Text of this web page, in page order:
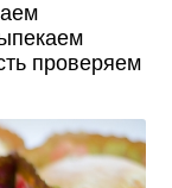
проверяем